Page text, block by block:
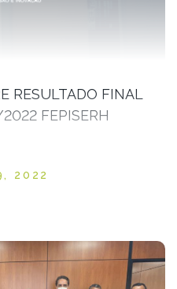
RESULTADO FINAL
FEPISERH
2022